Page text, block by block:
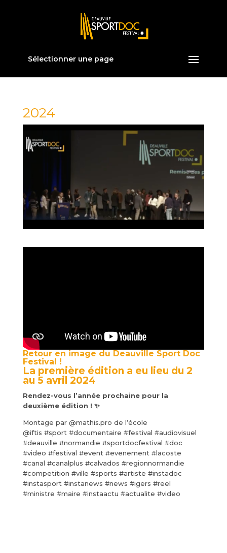
Sélectionner une page
2024
Retour en image du Deauville Sport Doc
Festival !
La première édition a eu lieu du 2
au 5 avril 2024
Rendez-vous l’année prochaine pour la
deuxième édition ! ✨
Montage par @mathis.pro de l’école
@iftis #sport #documentaire #festival #audiovisuel
#deauville #normandie #sportdocfestival #doc
#video #festival #event #evenement #lacoste
#canal #canalplus #calvados #regionnormandie
#competition #ville #sports #artiste #instadoc
#instasport #instanews #news #igers #reel
#ministre #maire #instaactu #actualite #video